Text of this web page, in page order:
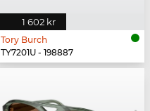
1 602 kr
Tory Burch
TY7201U - 198887